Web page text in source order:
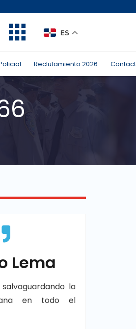
ES
Reclutamiento 2026
Lema
la
en todo el